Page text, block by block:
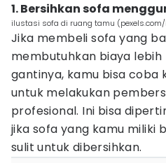
1. Bersihkan sofa
ilustasi sofa di ruang tamu
Jika membeli sofa yang
membutuhkan biaya lebih
gantinya, kamu bisa coba
untuk melakukan
profesional. Ini bisa
jika sofa yang kamu miliki
sulit untuk dibersihkan.